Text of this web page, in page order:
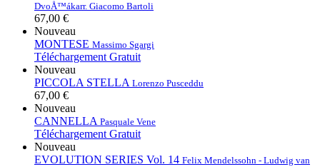
DvoÅ™ákarr. Giacomo Bartoli
67,00 €
Nouveau
MONTESE Massimo Sgargi
Téléchargement Gratuit
Nouveau
PICCOLA STELLA Lorenzo Pusceddu
67,00 €
Nouveau
CANNELLA Pasquale Vene
Téléchargement Gratuit
Nouveau
EVOLUTION SERIES Vol. 14 Felix Mendelssohn - Ludwig van